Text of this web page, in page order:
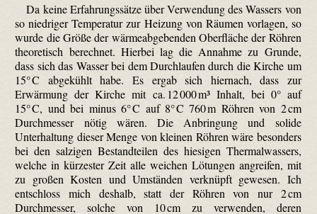
Da keine Erfahrungssätze über Verwendung des Wassers von
so niedriger Temperatur zur Heizung von Räumen vorlagen, so
wurde die Größe der wärme­abge­benden Oberfläche der Röhren
theoretisch berechnet. Hierbei lag die Annahme zu Grunde,
dass sich das Wasser bei dem Durchlaufen durch die Kirche um
15° C abgekühlt habe. Es ergab sich hiernach, dass zur
Erwärmung der Kirche mit ca. 12 000 m³ Inhalt, bei 0° auf
15° C, und bei minus 6° C auf 8° C 760 m Röhren von 2 cm
Durchmesser nötig wären. Die Anbringung und solide
Unterhaltung dieser Menge von kleinen Röhren wäre besonders
bei den salzigen Bestandteilen des hiesigen Thermalwassers,
welche in kürzester Zeit alle weichen Lötungen angreifen, mit
zu großen Kosten und Umständen verknüpft gewesen. Ich
entschloss mich deshalb, statt der Röhren von nur 2 cm
Durchmesser, solche von 10 cm zu verwenden, deren